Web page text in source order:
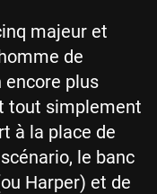
majeur et
de
encore plus
tout simplement
à la place de
le banc
Harper) et de